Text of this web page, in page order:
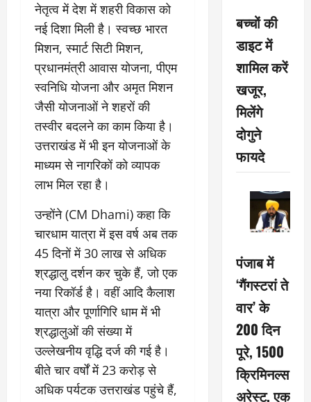
नेतृत्व में देश में शहरी विकास को
नई दिशा मिली है। स्वच्छ भारत
मिशन, स्मार्ट सिटी मिशन,
प्रधानमंत्री आवास योजना, पीएम
स्वनिधि योजना और अमृत मिशन
जैसी योजनाओं ने शहरों की
तस्वीर बदलने का काम किया है।
उत्तराखंड में भी इन योजनाओं के
माध्यम से नागरिकों को व्यापक
लाभ मिल रहा है।
उन्होंने (CM Dhami) कहा कि
चारधाम यात्रा में इस वर्ष अब तक
45 दिनों में 30 लाख से अधिक
श्रद्धालु दर्शन कर चुके हैं, जो एक
नया रिकॉर्ड है। वहीं आदि कैलाश
यात्रा और पूर्णागिरि धाम में भी
श्रद्धालुओं की संख्या में
उल्लेखनीय वृद्धि दर्ज की गई है।
बीते चार वर्षों में 23 करोड़ से
अधिक पर्यटक उत्तराखंड पहुंचे हैं,
बच्चों की
डाइट में
शामिल करें
खजूर,
मिलेंगे
दोगुने
फायदे
पंजाब में
‘गैंगस्टरां ते
वार’ के
200 दिन
पूरे, 1500
क्रिमिनल्स
अरेस्ट, एक